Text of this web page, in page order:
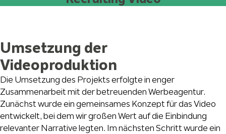
Umsetzung der
Videoproduktion
Die Umsetzung des Projekts erfolgte in enger
Zusammenarbeit mit der betreuenden Werbeagentur.
Zunächst wurde ein gemeinsames Konzept für das Video
entwickelt, bei dem wir großen Wert auf die Einbindung
relevanter Narrative legten. Im nächsten Schritt wurde ein